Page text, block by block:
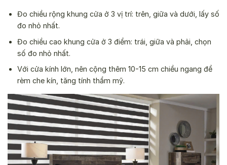
Đo chiều rộng khung cửa ở 3 vị trí: trên, giữa và dưới, lấy số
đo nhỏ nhất.
Đo chiều cao khung cửa ở 3 điểm: trái, giữa và phải, chọn
số đo nhỏ nhất.
Với cửa kính lớn, nên cộng thêm 10-15 cm chiều ngang để
rèm che kín, tăng tính thẩm mỹ.